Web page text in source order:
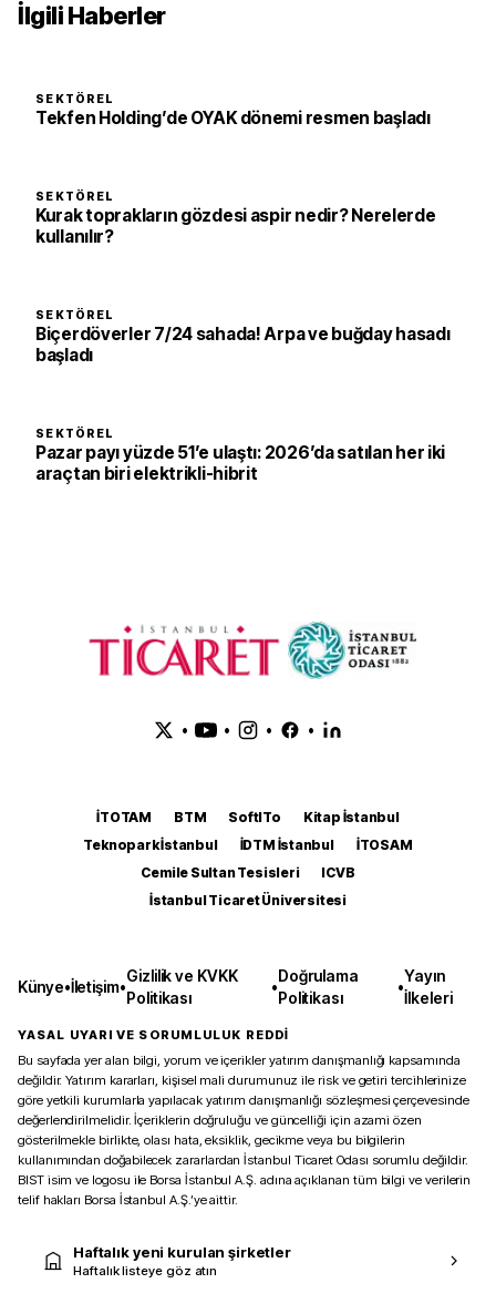
İlgili Haberler
SEKTÖREL
Tekfen Holding’de OYAK dönemi resmen başladı
SEKTÖREL
Kurak toprakların gözdesi aspir nedir? Nerelerde
kullanılır?
SEKTÖREL
Biçerdöverler 7/24 sahada! Arpa ve buğday hasadı
başladı
SEKTÖREL
Pazar payı yüzde 51’e ulaştı: 2026’da satılan her iki
araçtan biri elektrikli-hibrit
• • • •
İTOTAM BTM SoftITo
Kitap İstanbul
Teknopark İstanbul
İDTM İstanbul
İTOSAM
Cemile Sultan Tesisleri
ICVB
İstanbul Ticaret Üniversitesi
Künye•İletişim•
Gizlilik ve KVKK
Politikası
•
Doğrulama
Politikası
•
Yayın
İlkeleri
YASAL UYARI VE SORUMLULUK REDDİ
Bu sayfada yer alan bilgi, yorum ve içerikler yatırım danışmanlığı kapsamında
değildir. Yatırım kararları, kişisel mali durumunuz ile risk ve getiri tercihlerinize
göre yetkili kurumlarla yapılacak yatırım danışmanlığı sözleşmesi çerçevesinde
değerlendirilmelidir. İçeriklerin doğruluğu ve güncelliği için azami özen
gösterilmekle birlikte, olası hata, eksiklik, gecikme veya bu bilgilerin
kullanımından doğabilecek zararlardan İstanbul Ticaret Odası sorumlu değildir.
BIST isim ve logosu ile Borsa İstanbul A.Ş. adına açıklanan tüm bilgi ve verilerin
telif hakları Borsa İstanbul A.Ş.’ye aittir.
Haftalık yeni kurulan şirketler
Haftalık listeye göz atın